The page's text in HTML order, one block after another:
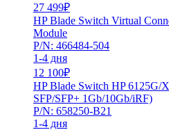
27 499₽
HP Blade Switch Virtual
Module
P/N: 466484-504
1-4 дня
12 100₽
HP Blade Switch HP 6125G/
SFP/SFP+ 1Gb/10Gb/iRF)
P/N: 658250-B21
1-4 дня